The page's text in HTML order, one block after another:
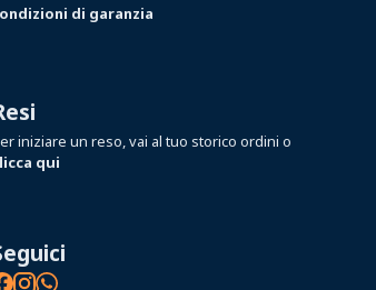
di garanzia
iniziare un reso, vai al tuo storico ordini o
qui